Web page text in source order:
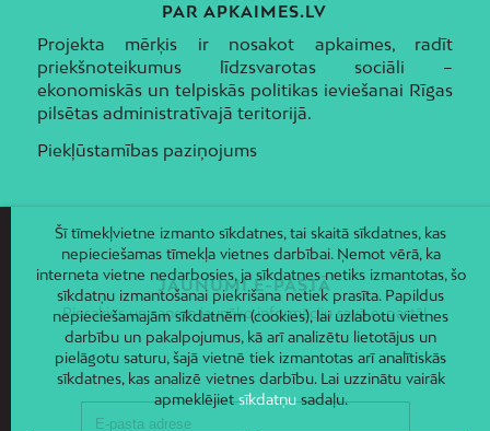
PAR APKAIMES.LV
Projekta mērķis ir nosakot apkaimes, radīt
priekšnoteikumus līdzsvarotas sociāli –
ekonomiskās un telpiskās politikas ieviešanai Rīgas
pilsētas administratīvajā teritorijā.
Piekļūstamības paziņojums
JAUNUMI E-PASTĀ
Piesakies un saņem jaunāko informāciju savā e-pastā!
Šī tīmekļvietne izmanto sīkdatnes, tai skaitā sīkdatnes, kas
nepieciešamas tīmekļa vietnes darbībai. Ņemot vērā, ka
interneta vietne nedarbosies, ja sīkdatnes netiks izmantotas, šo
sīkdatņu izmantošanai piekrišana netiek prasīta. Papildus
nepieciešamajām sīkdatnēm (cookies), lai uzlabotu vietnes
darbību un pakalpojumus, kā arī analizētu lietotājus un
pielāgotu saturu, šajā vietnē tiek izmantotas arī analītiskās
sīkdatnes, kas analizē vietnes darbību. Lai uzzinātu vairāk
apmeklējietsīkdatņusadaļu.